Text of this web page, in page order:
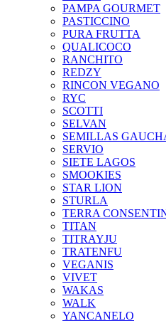
PAMPA GOURMET
PASTICCINO
PURA FRUTTA
QUALICOCO
RANCHITO
REDZY
RINCON VEGANO
RYC
SCOTTI
SELVAN
SEMILLAS
SERVIO
SIETE LAGOS
SMOOKIES
STAR LION
STURLA
TERRA
TITAN
TITRAYJU
TRATENFU
VEGANIS
VIVET
WAKAS
WALK
YANCANELO